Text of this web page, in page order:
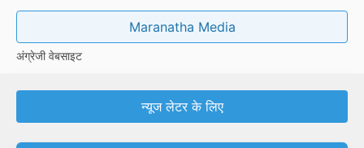
Maranatha Media
अंग्रेजी वेबसाइट
न्यूज लेटर के लिए